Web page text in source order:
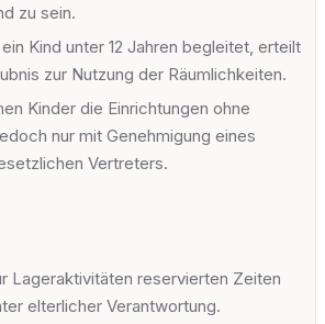
zu sein.
Kind unter 12 Jahren begleitet, erteilt
zur Nutzung der Räumlichkeiten.
Kinder die Einrichtungen ohne
nur mit Genehmigung eines
Vertreters.
Lageraktivitäten reservierten Zeiten
elterlicher Verantwortung.